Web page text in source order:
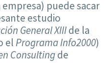
puede sacar
estudio
General XIIIde la
elPrograma Info2000)
Consultingde